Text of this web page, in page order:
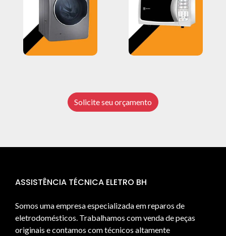
Solicite seu orçamento
ASSISTÊNCIA TÉCNICA ELETRO BH
Somos uma empresa especializada em reparos de
eletrodomésticos. Trabalhamos com venda de peças
originais e contamos com técnicos altamente